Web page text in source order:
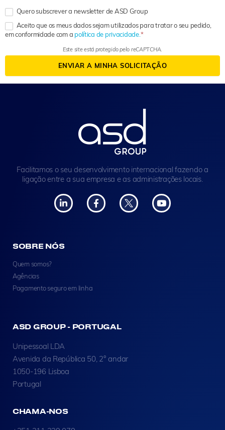
Quero subscrever a newsletter de ASD Group
Aceito que os meus dados sejam utilizados para tratar o seu pedido,
em conformidade com a política de privacidade.
Este site está protegido pelo reCAPTCHA.
ENVIAR A MINHA SOLICITAÇÃO
Facilitamos o seu desenvolvimento internacional fazendo a
ligação entre a sua empresa e as administrações locais.
SOBRE NÓS
Quem somos?
Agências
Pagamento seguro em linha
ASD GROUP - PORTUGAL
Unipessoal LDA
Avenida da República 50, 2° andar
1050-196 Lisboa
Portugal
CHAMA-NOS